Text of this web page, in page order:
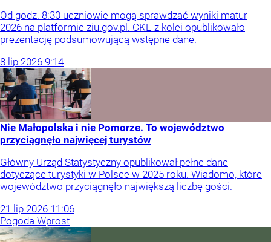
Od godz. 8:30 uczniowie mogą sprawdzać wyniki matur
2026 na platformie ziu.gov.pl. CKE z kolei opublikowało
prezentację podsumowującą wstępne dane.
8 lip 2026 9:14
Nie Małopolska i nie Pomorze. To województwo
przyciągnęło najwięcej turystów
Główny Urząd Statystyczny opublikował pełne dane
dotyczące turystyki w Polsce w 2025 roku. Wiadomo, które
województwo przyciągnęło największą liczbę gości.
21 lip 2026 11:06
Pogoda Wprost